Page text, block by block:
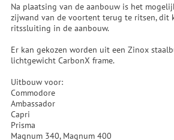
Na plaatsing van de aanbouw is het
zijwand van de voortent terug te ritsen, dit
ritssluiting in de aanbouw.
Er kan gekozen worden uit een Zinox
lichtgewicht CarbonX frame.
Uitbouw voor:
Commodore
Ambassador
Capri
Prisma
Magnum 340, Magnum 400